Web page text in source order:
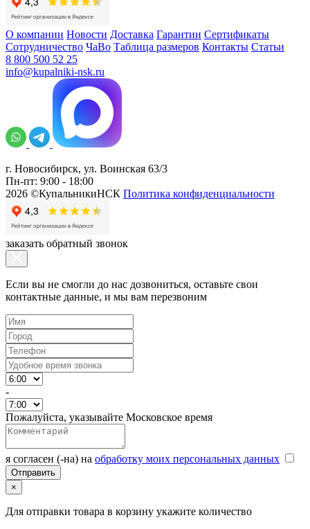
О компании Новости Доставка Гарантии Сертификаты
Сотрудничество ЧаВо Таблица размеров Контакты Статьи
8 800 500 52 25
info@kupalniki-nsk.ru
г. Новосибирск, ул. Воинская 63/3
Пн-пт: 9:00 - 18:00
2026 ©КупальникиНСК Политика конфиденциальности
заказать обратный звонок
Если вы не смогли до нас дозвониться, оставьте свои
контактные данные, и мы вам перезвоним
-
Пожалуйста, указывайте Московское время
я согласен (-на) на обработку моих персональных данных
×
Для отправки товара в корзину укажите количество